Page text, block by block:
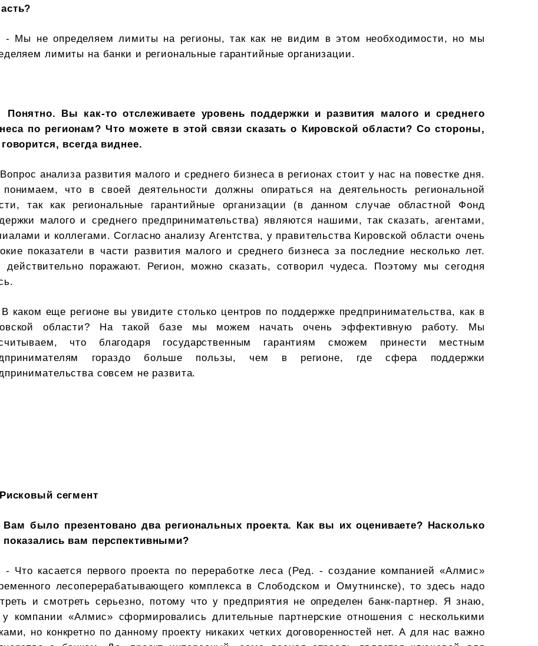
- Мы не определяем лимиты на регионы, так как не видим в этом необходимости, но мы
лимиты на банки и региональные гарантийные организации.
Понятно. Вы как-то отслеживаете уровень поддержки и развития малого и среднего
по регионам? Что можете в этой связи сказать о Кировской области? Со стороны,
говорится, всегда виднее.
Вопрос анализа развития малого и среднего бизнеса в регионах стоит у нас на повестке дня.
что в своей деятельности должны опираться на деятельность региональной
так как региональные гарантийные организации (в данном случае областной Фонд
малого и среднего предпринимательства) являются нашими, так сказать, агентами,
и коллегами. Согласно анализу Агентства, у правительства Кировской области очень
показатели в части развития малого и среднего бизнеса за последние несколько лет.
действительно поражают. Регион, можно сказать, сотворил чудеса. Поэтому мы сегодня
В каком еще регионе вы увидите столько центров по поддержке предпринимательства, как в
области? На такой базе мы можем начать очень эффективную работу. Мы
что благодаря государственным гарантиям сможем принести местным
гораздо больше пользы, чем в регионе, где сфера поддержки
совсем не развита.
Рисковый сегмент
Вам было презентовано два региональных проекта. Как вы их оцениваете? Насколько
показались вам перспективными?
- Что касается первого проекта по переработке леса (Ред. - создание компанией «Алмис»
лесоперерабатывающего комплекса в Слободском и Омутнинске), то здесь надо
и смотреть серьезно, потому что у предприятия не определен банк-партнер. Я знаю,
у компании «Алмис» сформировались длительные партнерские отношения с несколькими
но конкретно по данному проекту никаких четких договоренностей нет. А для нас важно